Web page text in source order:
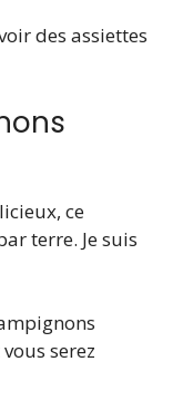
des assiettes
ce
terre. Je suis
serez